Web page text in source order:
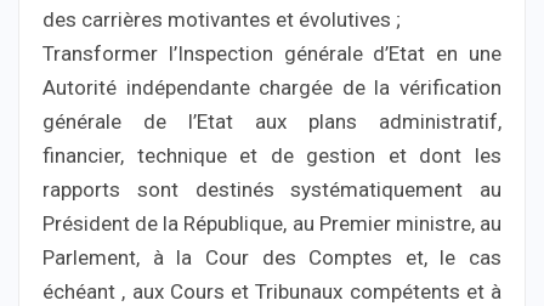
des carrières motivantes et évolutives ;
Transformer l’Inspection générale d’Etat en une
Autorité indépendante chargée de la vérification
générale de l’Etat aux plans administratif,
financier, technique et de gestion et dont les
rapports sont destinés systématiquement au
Président de la République, au Premier ministre, au
Parlement, à la Cour des Comptes et, le cas
échéant , aux Cours et Tribunaux compétents et à